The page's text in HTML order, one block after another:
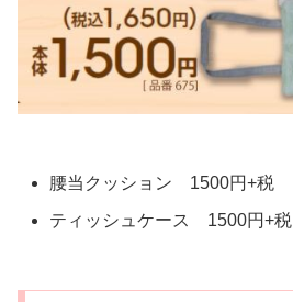
腰当クッション 1500円+税
ティッシュケース 1500円+税